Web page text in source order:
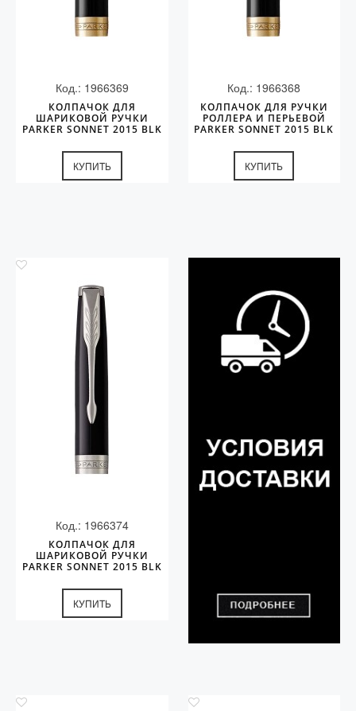
Код.: 1966369
КОЛПАЧОК ДЛЯ
ШАРИКОВОЙ РУЧКИ
PARKER SONNET 2015 BLK
КУПИТЬ
Код.: 1966368
КОЛПАЧОК ДЛЯ РУЧКИ
РОЛЛЕРА И ПЕРЬЕВОЙ
PARKER SONNET 2015 BLK
КУПИТЬ
Код.: 1966374
КОЛПАЧОК ДЛЯ
ШАРИКОВОЙ РУЧКИ
PARKER SONNET 2015 BLK
КУПИТЬ